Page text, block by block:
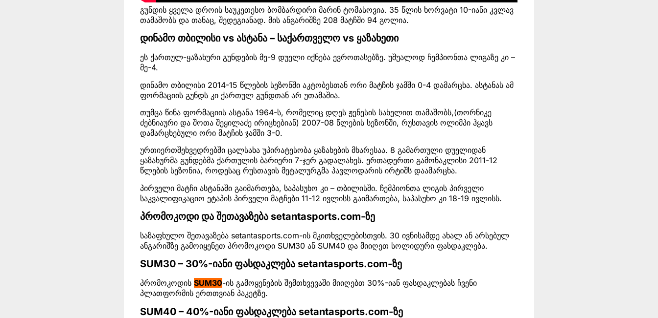
გუნდის ყველა დროის საუკეთესო ბომბარდირი მარინ ტომასოვია. 35 წლის ხორვატი 10-იანი კვლავ
თამაშობს და თანაც, შედეგიანად. მის ანგარიშზე 208 მატჩში 94 გოლია.
დინამო თბილისი vs ასტანა – საქართველო vs ყაზახეთი
ეს ქართულ-ყაზახური გუნდების მე-9 დუელი იქნება ევროთასებზე. უშუალოდ ჩემპიონთა ლიგაზე კი –
მე-4.
დინამო თბილისი 2014-15 წლების სეზონში აკტობესთან ორი მატჩის ჯამში 0-4 დამარცხა. ასტანას ამ
ფორმაციის გუნდს კი ქართულ გუნდთან არ უთამაშია.
თუმცა წინა ფორმაციის ასტანა 1964-ს, რომელიც დღეს ჟენესის სახელით თამაშობს,(თორნიკე
ძებნიაური და შოთა შეყილაძე ირიცხებიან) 2007-08 წლების სეზონში, რუსთავის ოლიმპი ჰყავს
დამარცხებული ორი მატჩის ჯამში 3-0.
ურთიერთშეხვედრებში ცალსახა უპირატესობა ყაზახების მხარესაა. 8 გამართული დუელიდან
ყაზახურმა გუნდებმა ქართულის ბარიერი 7-ჯერ გადალახეს. ერთადერთი გამონაკლისი 2011-12
წლების სეზონია, როდესაც რუსთავის მეტალურგმა პავლოდარის ირტიშს დაამარცხა.
პირველი მატჩი ასტანაში გაიმართება, საპასუხო კი – თბილისში. ჩემპიონთა ლიგის პირველი
საკვალიფიკაციო ეტაპის პირველი მატჩები 11-12 ივლისს გაიმართება, საპასუხო კი 18-19 ივლისს.
პრომოკოდი და შეთავაზება setantasports.com-ზე
საზაფხულო შეთავაზება setantasports.com-ის მკითხველებისთვის. 30 ივნისამდე ახალ ან არსებულ
ანგარიშზე გამოიყენეთ პრომოკოდი SUM30 ან SUM40 და მიიღეთ სოლიდური ფასდაკლება.
SUM30 – 30%-იანი ფასდაკლება setantasports.com-ზე
პრომოკოდისSUM30-ის გამოყენების შემთხვევაში მიიღებთ 30%-იან ფასდაკლებას ჩვენი
პლათფორმის ერთთვიან პაკეტზე.
SUM40 – 40%-იანი ფასდაკლება setantasports.com-ზე